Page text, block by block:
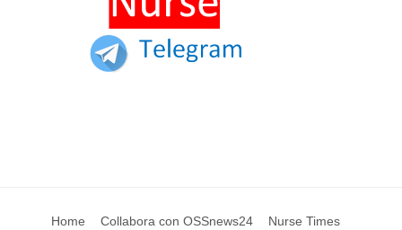
Home Collabora con OSSnews24 Nurse Times